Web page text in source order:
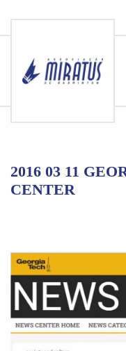
content
2016 03 11
CENTER